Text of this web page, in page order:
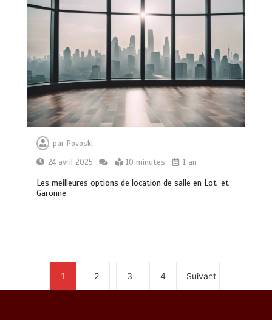
par Povoski
24 avril 2025
10 minutes 1 an
Les meilleures options de location de salle en Lot-et-
Garonne
1 2 3 4 Suivant
Brosse à dents : comment bien choisir
Meilleur couteaux de cuisine